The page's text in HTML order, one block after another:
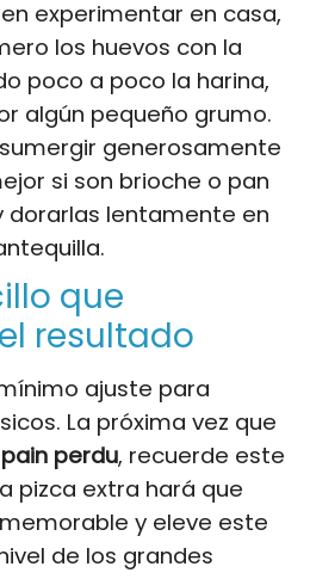
experimentar en casa,
los huevos con la
poco a poco la harina,
algún pequeño grumo.
generosamente
si son brioche o pan
lentamente en
que
resultado
ajuste para
La próxima vez que
pain perdu, recuerde este
pizca extra hará que
y eleve este
de los grandes